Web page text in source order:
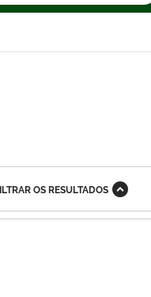
OS RESULTADOS